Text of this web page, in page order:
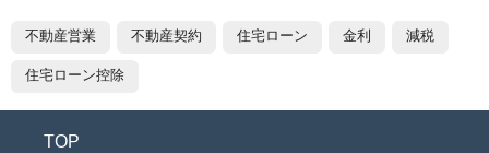
不動産営業 不動産契約 住宅ローン 金利 減税
住宅ローン控除
TOP